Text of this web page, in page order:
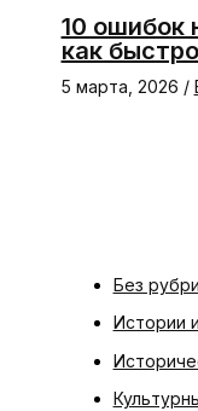
10 ошибок
как
5 марта, 2026 /
Без
Истории